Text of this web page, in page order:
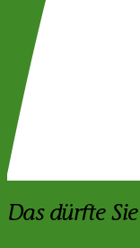
Das dürfte